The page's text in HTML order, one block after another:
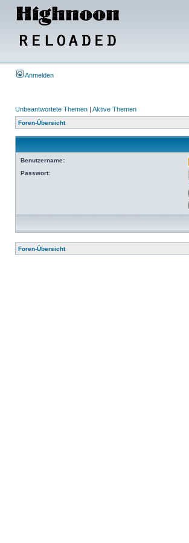
Anmelden
Unbeantwortete Themen | Aktive Themen
Foren-Übersicht
Benutzername:
Passwort:
Foren-Übersicht